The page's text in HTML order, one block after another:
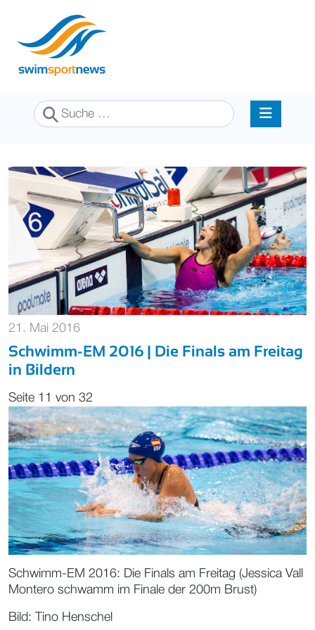
Suchen
21. Mai 2016
Schwimm-EM 2016 | Die Finals am Freitag
in Bildern
Seite 11 von 32
Schwimm-EM 2016: Die Finals am Freitag (Jessica Vall
Montero schwamm im Finale der 200m Brust)
Bild: Tino Henschel